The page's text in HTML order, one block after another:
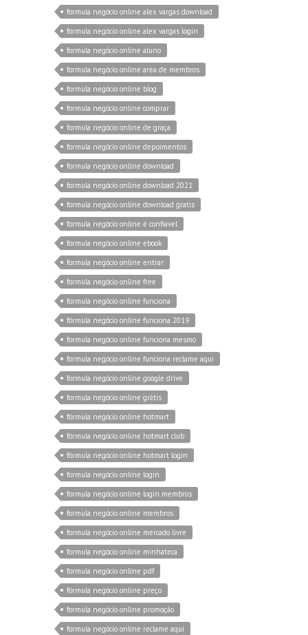
formula negócio online alex vargas download
formula negócio online alex vargas login
formula negócio online aluno
formula negócio online area de membros
formula negócio online blog
formula negócio online comprar
formula negócio online de graça
formula negócio online depoimentos
formula negócio online download
formula negócio online download 2021
formula negócio online download gratis
formula negócio online é confiavel
formula negócio online ebook
formula negócio online entrar
formula negócio online free
formula negócio online funciona
fórmula negócio online funciona 2019
formula negócio online funciona mesmo
formula negócio online funciona reclame aqui
formula negócio online google drive
formula negócio online grátis
fórmula negócio online hotmart
fórmula negócio online hotmart club
fórmula negócio online hotmart login
formula negócio online login
formula negócio online login membros
formula negócio online membros
formula negócio online mercado livre
formula negócio online minhateca
formula negócio online pdf
fórmula negócio online preço
formula negócio online promoção
formula negócio online reclame aqui